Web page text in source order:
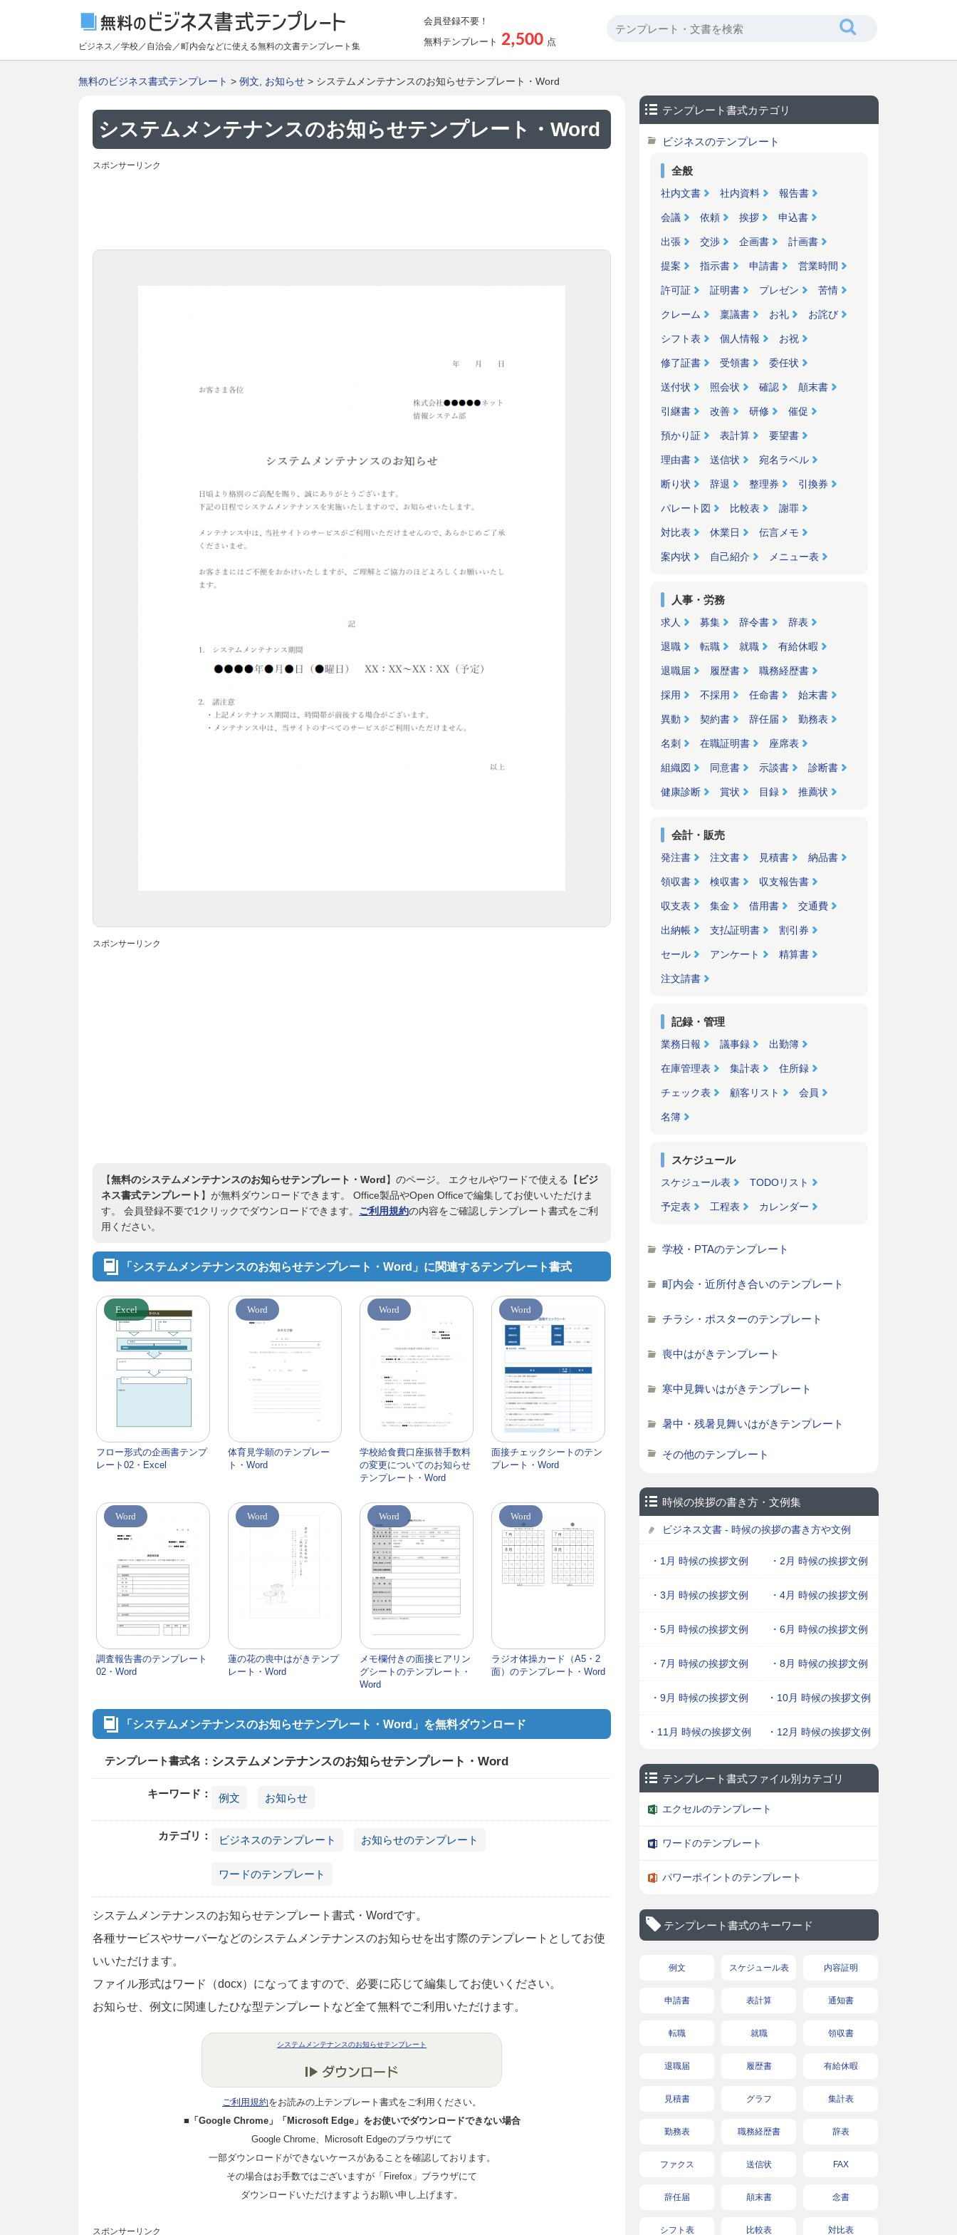
ビジネス／学校／自治会／町内会などに使える無料の文書テンプレート集
会員登録不要！
無料テンプレート 2,500 点
無料のビジネス書式テンプレート > 例文 お知らせ > システムメンテナンスのお知らせテンプレート・Word
システムメンテナンスのお知らせテンプレート・Word
スポンサーリンク
スポンサーリンク
【無料のシステムメンテナンスのお知らせテンプレート・Word】のページ。 エクセルやワードで使える【 ビジ
ネス書式テンプレート 】が無料ダウンロードできます。 Office製品やOpen Officeで編集してお使いいただけま
す。 会員登録不要で1クリックでダウンロードできます。 ご利用規約の内容をご確認しテンプレート書式をご利
用ください。
「システムメンテナンスのお知らせテンプレート・Word」に関連するテンプレート書式
Excel
フロー形式の企画書テンプ
レート02・Excel
Word
体育見学願のテンプレー
ト・Word
Word
学校給食費口座振替手数料
の変更についてのお知らせ
テンプレート・Word
Word
面接チェックシートのテン
プレート・Word
Word
調査報告書のテンプレート
02・Word
Word
蓮の花の喪中はがきテンプ
レート・Word
Word
メモ欄付きの面接ヒアリン
グシートのテンプレート・
Word
Word
ラジオ体操カード（A5・2
面）のテンプレート・Word
「システムメンテナンスのお知らせテンプレート・Word」を無料ダウンロード
テンプレート書式名： システムメンテナンスのお知らせテンプレート・Word
キーワード： 例文 お知らせ
カテゴリ： ビジネスのテンプレート お知らせのテンプレート
ワードのテンプレート
システムメンテナンスのお知らせテンプレート書式・Wordです。
各種サービスやサーバーなどのシステムメンテナンスのお知らせを出す際のテンプレートとしてお使
いいただけます。
ファイル形式はワード（docx）になってますので、必要に応じて編集してお使いください。
お知らせ、例文に関連したひな型テンプレートなど全て無料でご利用いただけます。
システムメンテナンスのお知らせテンプレート
ご利用規約をお読みの上テンプレート書式をご利用ください。
■「Google Chrome」「Microsoft Edge」をお使いでダウンロードできない場合
Google Chrome、Microsoft Edgeのブラウザにて
一部ダウンロードができないケースがあることを確認しております。
その場合はお手数ではございますが「Firefox」ブラウザにて
ダウンロードいただけますようお願い申し上げます。
スポンサーリンク
テンプレート書式カテゴリ
ビジネスのテンプレート
全般
社内文書 社内資料 報告書
会議 依頼 挨拶 申込書
出張 交渉 企画書 計画書
提案 指示書 申請書 営業時間
許可証 証明書 プレゼン 苦情
クレーム 稟議書 お礼 お詫び
シフト表 個人情報 お祝
修了証書 受領書 委任状
送付状 照会状 確認 顛末書
引継書 改善 研修 催促
預かり証 表計算 要望書
理由書 送信状 宛名ラベル
断り状 辞退 整理券 引換券
パレート図 比較表 謝罪
対比表 休業日 伝言メモ
案内状 自己紹介 メニュー表
人事・労務
求人 募集 辞令書 辞表
退職 転職 就職 有給休暇
退職届 履歴書 職務経歴書
採用 不採用 任命書 始末書
異動 契約書 辞任届 勤務表
名刺 在職証明書 座席表
組織図 同意書 示談書 診断書
健康診断 賞状 目録 推薦状
会計・販売
発注書 注文書 見積書 納品書
領収書 検収書 収支報告書
収支表 集金 借用書 交通費
出納帳 支払証明書 割引券
セール アンケート 精算書
注文請書
記録・管理
業務日報 議事録 出勤簿
在庫管理表 集計表 住所録
チェック表 顧客リスト 会員
名簿
スケジュール
スケジュール表 TODOリスト
予定表 工程表 カレンダー
学校・PTAのテンプレート
町内会・近所付き合いのテンプレート
チラシ・ポスターのテンプレート
喪中はがきテンプレート
寒中見舞いはがきテンプレート
暑中・残暑見舞いはがきテンプレート
その他のテンプレート
時候の挨拶の書き方・文例集
ビジネス文書 - 時候の挨拶の書き方や文例
・1月 時候の挨拶文例 ・2月 時候の挨拶文例
・3月 時候の挨拶文例 ・4月 時候の挨拶文例
・5月 時候の挨拶文例 ・6月 時候の挨拶文例
・7月 時候の挨拶文例 ・8月 時候の挨拶文例
・9月 時候の挨拶文例 ・10月 時候の挨拶文例
・11月 時候の挨拶文例 ・12月 時候の挨拶文例
テンプレート書式ファイル別カテゴリ
エクセルのテンプレート
ワードのテンプレート
パワーポイントのテンプレート
テンプレート書式のキーワード
例文 スケジュール表 内容証明
申請書 表計算 通知書
転職 就職 領収書
退職届 履歴書 有給休暇
見積書 グラフ 集計表
勤務表 職務経歴書 辞表
ファクス 送信状 FAX
辞任届 顛末書 念書
シフト表 比較表 対比表